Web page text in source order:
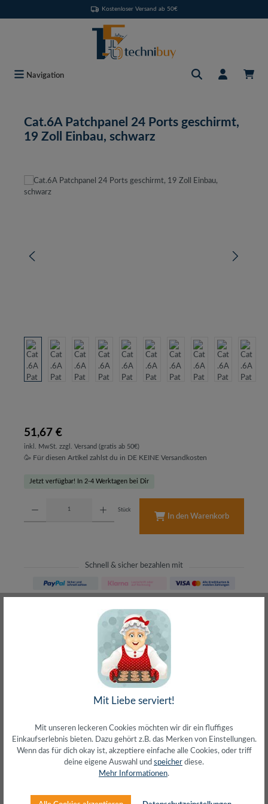
Kostenloser Versand ab 50€
Navigation
Cat.6A Patchpanel 24 Ports geschirmt,
19 Zoll Einbau, schwarz
Bildergalerie überspringen
51,67 €
inkl. MwSt. zzgl. Versand (gratis ab 50€)
🥳 Für diesen Artikel zahlst du in DE KEINE Versandkosten
Jetzt verfügbar! In 2-4 Werktagen bei Dir
Stück
In den Warenkorb
Schnell & sicher bezahlen mit
Schneller Versand
meist direkt aus Waiblingen
30 Tage Rückgaberecht
ohne Risiko bestellen
– Frag den Profi!
kostenlos und persönlich
Über 20+ Jahre Erfahrung
wir wissen von was wir sprechen
Mit Liebe serviert!
Mit unseren leckeren Cookies möchten wir dir ein fluffiges
Einkaufserlebnis bieten. Dazu gehört z.B. das Merken von Einstellungen.
Wenn das für dich okay ist, akzeptiere einfache alle Cookies, oder triff
deine eigene Auswahl und speicher diese.
Mehr Informationen.